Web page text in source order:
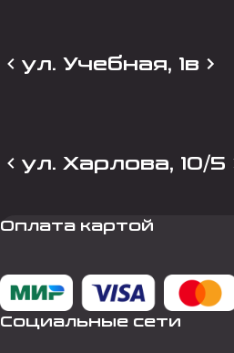
ул. Учебная, 1в
ул. Харлова, 10/5
Оплата картой
Социальные сети